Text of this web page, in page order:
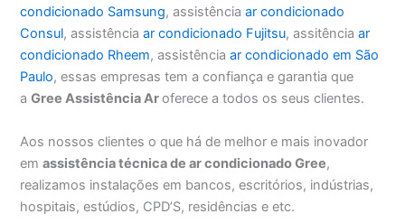
condicionado Samsung, assistência ar condicionado
Consul, assistência ar condicionado Fujitsu, assitência ar
condicionado Rheem, assistência ar condicionado em São
Paulo, essas empresas tem a confiança e garantia que
aGree Assistência Aroferece a todos os seus clientes.
Aos nossos clientes o que há de melhor e mais inovador
emassistência técnica de ar condicionado Gree,
realizamos instalações em bancos, escritórios, indústrias,
hospitais, estúdios, CPD’S, residências e etc.